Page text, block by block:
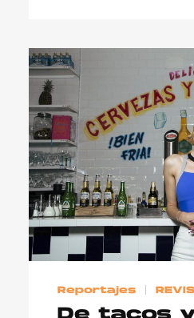
Reportajes